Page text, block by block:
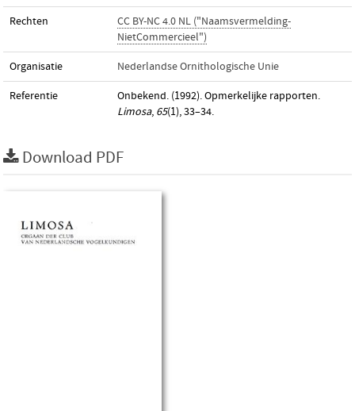
Rechten
CC BY-NC 4.0 NL ("Naamsvermelding-
NietCommercieel")
Organisatie Nederlandse Ornithologische Unie
Referentie
Onbekend. (1992). Opmerkelijke rapporten.
Limosa, 65(1), 33–34.
Download PDF